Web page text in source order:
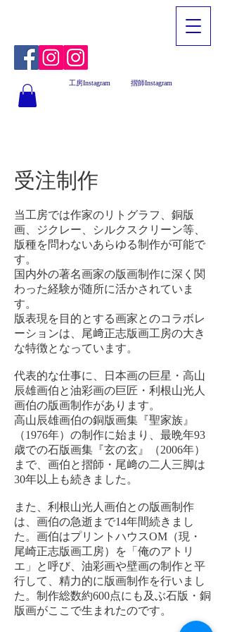
工房Instagram 摺師Instagram
受注制作
当工房では作家のリトグラフ、銅版
画、ジクレー、シルクスクリーン等、
版種を問わないあらゆる制作が可能で
す。
国内外の著名画家の版画制作に深く関
わった経験が随所に活かされていま
す。
版表現を目的とする画家とのコラボレ
ーションは、尾﨑正志版画工房の大き
な特徴となっています。
代表的な仕事に、日本画の巨星・高山
辰雄画伯と油彩画の巨匠・利根山光人
画伯の版画制作があります。
高山辰雄画伯の銅版画集『聖家族』
（1976年）の制作に始まり、最晩年93
歳での石版画集『玄の玄』（2006年）
まで、画伯と摺師・尾﨑の二人三脚は
30年以上も続きました。
また、利根山光人画伯との版画制作
は、画伯の急逝まで14年間続きまし
た。画伯はプリントハウスOM（現・
尾崎正志版画工房）を「俺のアトリ
エ」と呼び、油彩画や壁画の制作と平
行して、精力的に版画制作を行いまし
た。制作総数約600点にも及ぶ石版・銅
版画がここで生まれたのです。